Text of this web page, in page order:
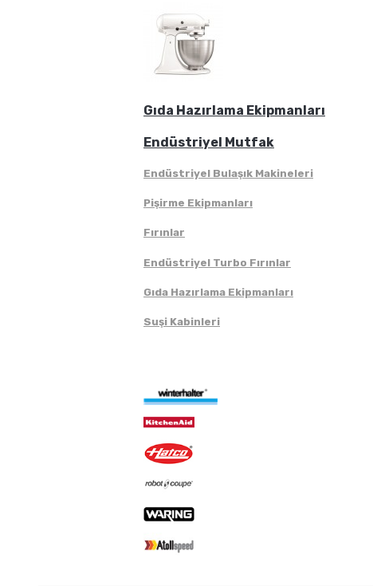
Gıda Hazırlama Ekipmanları
Endüstriyel Mutfak
Endüstriyel Bulaşık Makineleri
Pişirme Ekipmanları
Fırınlar
Endüstriyel Turbo Fırınlar
Gıda Hazırlama Ekipmanları
Suşi Kabinleri